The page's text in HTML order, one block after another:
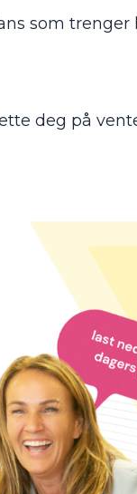
som trenger
deg på